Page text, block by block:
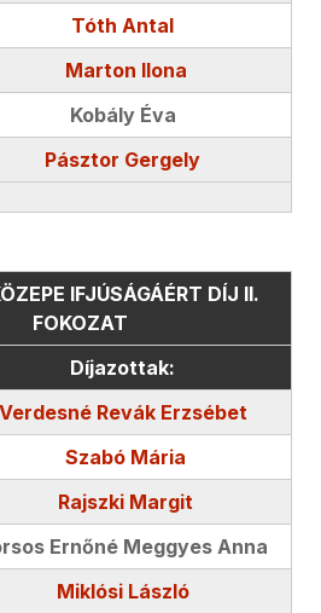
Tóth Antal
Marton Ilona
Kobály Éva
Pásztor Gergely
IFJÚSÁGÁÉRT DÍJ II.
FOKOZAT
Díjazottak:
Verdesné Revák Erzsébet
Szabó Mária
Rajszki Margit
Ernőné Meggyes Anna
Miklósi László